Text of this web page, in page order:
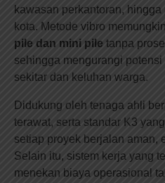
kawasan perkantoran,
kota. Metode vibro
pile dan mini pile tanpa
sehingga mengurangi
sekitar dan keluhan warga.
Didukung oleh tenaga ahli
terawat, serta standar K3
setiap proyek berjalan aman,
Selain itu, sistem kerja yang
menekan biaya operasional